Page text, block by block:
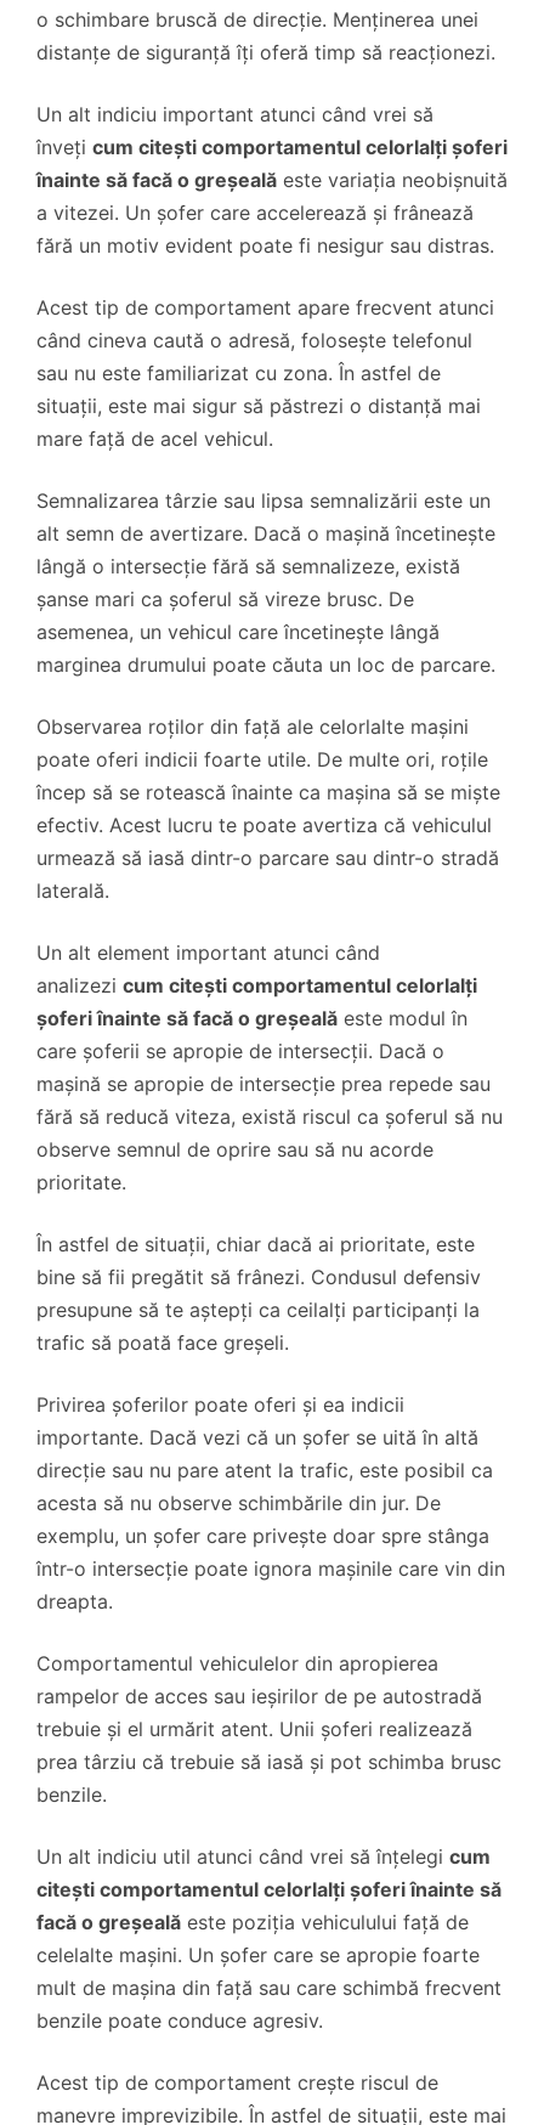
o schimbare bruscă de direcție. Menținerea unei
distanțe de siguranță îți oferă timp să reacționezi.
Un alt indiciu important atunci când vrei să
înveți cum citești comportamentul celorlalți șoferi
înainte să facă o greșeală este variația neobișnuită
a vitezei. Un șofer care accelerează și frânează
fără un motiv evident poate fi nesigur sau distras.
Acest tip de comportament apare frecvent atunci
când cineva caută o adresă, folosește telefonul
sau nu este familiarizat cu zona. În astfel de
situații, este mai sigur să păstrezi o distanță mai
mare față de acel vehicul.
Semnalizarea târzie sau lipsa semnalizării este un
alt semn de avertizare. Dacă o mașină încetinește
lângă o intersecție fără să semnalizeze, există
șanse mari ca șoferul să vireze brusc. De
asemenea, un vehicul care încetinește lângă
marginea drumului poate căuta un loc de parcare.
Observarea roților din față ale celorlalte mașini
poate oferi indicii foarte utile. De multe ori, roțile
încep să se rotească înainte ca mașina să se miște
efectiv. Acest lucru te poate avertiza că vehiculul
urmează să iasă dintr-o parcare sau dintr-o stradă
laterală.
Un alt element important atunci când
analizezi cum citești comportamentul celorlalți
șoferi înainte să facă o greșeală este modul în
care șoferii se apropie de intersecții. Dacă o
mașină se apropie de intersecție prea repede sau
fără să reducă viteza, există riscul ca șoferul să nu
observe semnul de oprire sau să nu acorde
prioritate.
În astfel de situații, chiar dacă ai prioritate, este
bine să fii pregătit să frânezi. Condusul defensiv
presupune să te aștepți ca ceilalți participanți la
trafic să poată face greșeli.
Privirea șoferilor poate oferi și ea indicii
importante. Dacă vezi că un șofer se uită în altă
direcție sau nu pare atent la trafic, este posibil ca
acesta să nu observe schimbările din jur. De
exemplu, un șofer care privește doar spre stânga
într-o intersecție poate ignora mașinile care vin din
dreapta.
Comportamentul vehiculelor din apropierea
rampelor de acces sau ieșirilor de pe autostradă
trebuie și el urmărit atent. Unii șoferi realizează
prea târziu că trebuie să iasă și pot schimba brusc
benzile.
Un alt indiciu util atunci când vrei să înțelegi cum
citești comportamentul celorlalți șoferi înainte să
facă o greșeală este poziția vehiculului față de
celelalte mașini. Un șofer care se apropie foarte
mult de mașina din față sau care schimbă frecvent
benzile poate conduce agresiv.
Acest tip de comportament crește riscul de
manevre imprevizibile. În astfel de situații, este mai